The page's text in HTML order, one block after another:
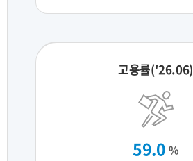
고용률('26.06)
59.0 %